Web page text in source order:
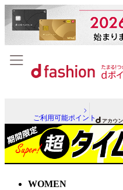
ご利用可能ポイント
WOMEN